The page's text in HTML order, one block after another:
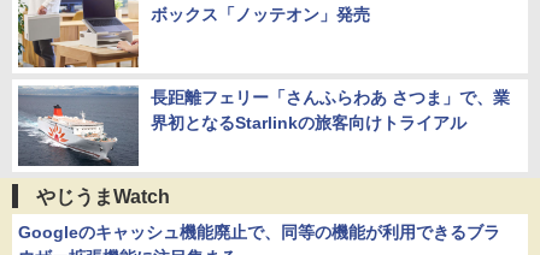
ボックス「ノッテオン」発売
長距離フェリー「さんふらわあ さつま」で、業
界初となるStarlinkの旅客向けトライアル
やじうまWatch
Googleのキャッシュ機能廃止で、同等の機能が利用できるブラ